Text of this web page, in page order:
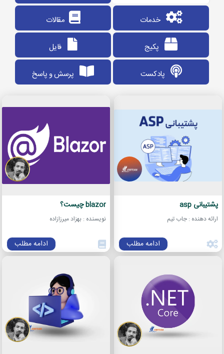
خدمات مقالات
پکیج فایل
پادکست پرسش و پاسخ
پشتیبانی asp
ارائه دهنده : جاب تیم
ادامه مطلب
blazor چیست؟
نویسنده : بهزاد میرزازاده
ادامه مطلب